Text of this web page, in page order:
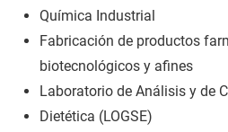
Química Industrial
Fabricación de productos
biotecnológicos y afines
Laboratorio de Análisis y de
Dietética (LOGSE)